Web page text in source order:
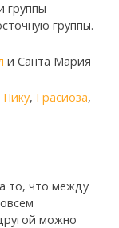
группы
группы.
и Санта Мария
Пику, Грасиоза,
то, что между
можно